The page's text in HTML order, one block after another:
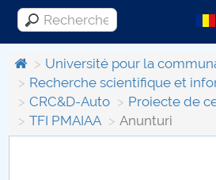
Menu
Despre Universitate
Centrul de Management al
Université pour la
Recherche scientifique et
CRC&D-Auto
Proiecte de
TFI PMAIAA
Anunturi